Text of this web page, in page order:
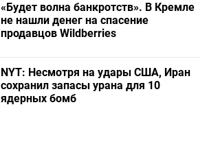
«Будет волна банкротств». В Кремле
не нашли денег на спасение
продавцов Wildberries
NYT: Несмотря на удары США, Иран
сохранил запасы урана для 10
ядерных бомб